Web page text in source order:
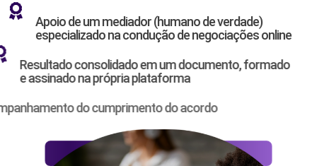
Apoio de um mediador (humano de verdade)
especializado na condução de negociações online
Resultado consolidado em um documento, formado
e assinado na própria plataforma
Acompanhamento do cumprimento do acordo
Avaliar meu caso